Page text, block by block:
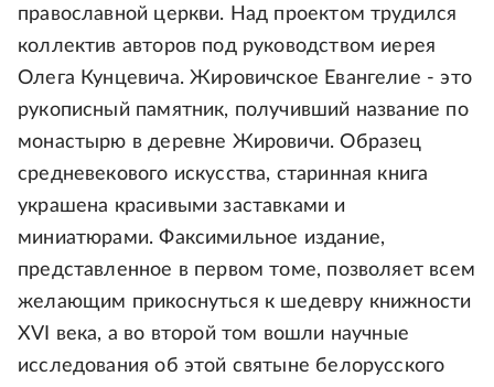
православной церкви. Над проектом трудился
коллектив авторов под руководством иерея
Олега Кунцевича. Жировичское Евангелие - это
рукописный памятник, получивший название по
монастырю в деревне Жировичи. Образец
средневекового искусства, старинная книга
украшена красивыми заставками и
миниатюрами. Факсимильное издание,
представленное в первом томе, позволяет всем
желающим прикоснуться к шедевру книжности
XVI века, а во второй том вошли научные
исследования об этой святыне белорусского